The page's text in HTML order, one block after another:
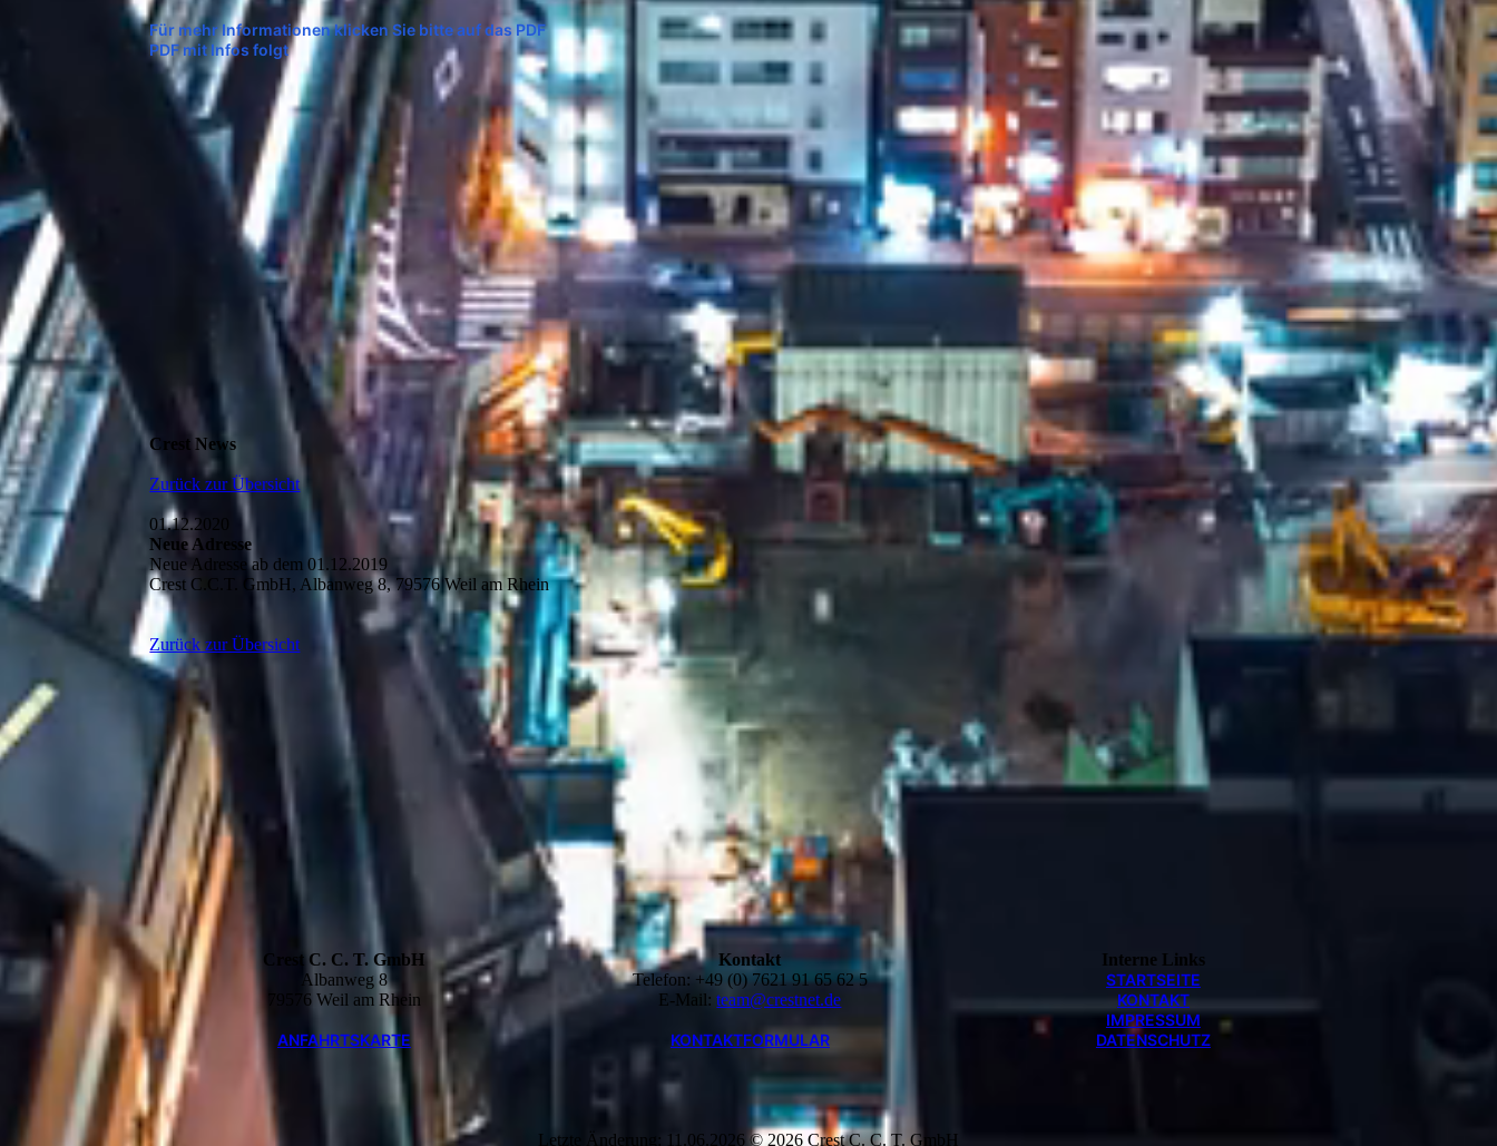
Für mehr Informationen klicken Sie bitte auf das PDF
PDF mit Infos folgt
Crest News
Zurück zur Übersicht
01.12.2020
Neue Adresse
Neue Adresse ab dem 01.12.2019
Crest C.C.T. GmbH, Albanweg 8, 79576 Weil am Rhein
Zurück zur Übersicht
Crest C. C. T. GmbH
Albanweg 8
79576 Weil am Rhein
ANFAHRTSKARTE
Kontakt
Telefon: +49 (0) 7621 91 65 62 5
E-Mail:team@crestnet.de
KONTAKTFORMULAR
Interne Links
STARTSEITE
KONTAKT
IMPRESSUM
DATENSCHUTZ
Letzte Änderung: 11.06.2026 © 2026 Crest C. C. T. GmbH